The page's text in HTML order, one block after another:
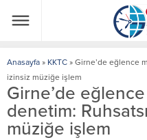
Anasayfa » KKTC » Girne’de eğlence
izinsiz müziğe işlem
Girne’de
denetim:
müziğe işlem